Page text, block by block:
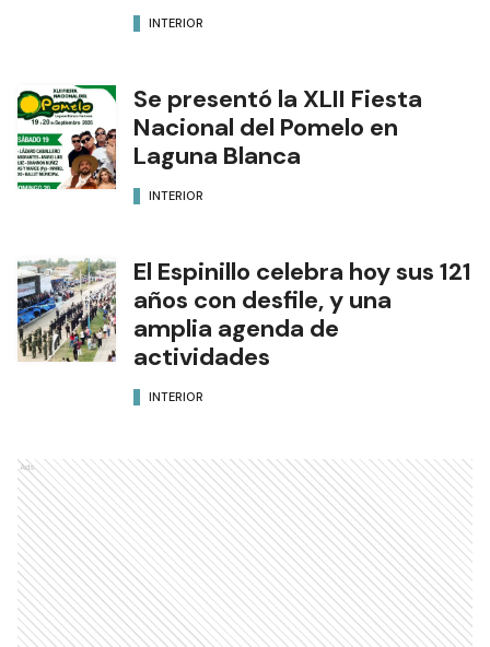
INTERIOR
Se presentó la XLII Fiesta
Nacional del Pomelo en
Laguna Blanca
INTERIOR
El Espinillo celebra hoy sus 121
años con desfile, y una
amplia agenda de
actividades
INTERIOR
Ads